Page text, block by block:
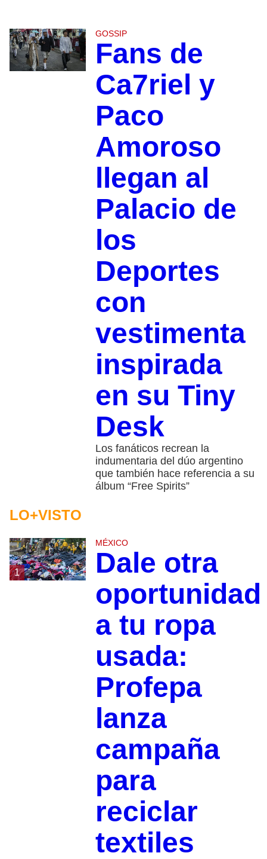
GOSSIP
Fans de
Ca7riel y
Paco
Amoroso
llegan al
Palacio de
los
Deportes
con
vestimenta
inspirada
en su Tiny
Desk
Los fanáticos recrean la
indumentaria del dúo argentino
que también hace referencia a su
álbum “Free Spirits”
LO+VISTO
1
MÉXICO
Dale otra
oportunidad
a tu ropa
usada:
Profepa
lanza
campaña
para
reciclar
textiles